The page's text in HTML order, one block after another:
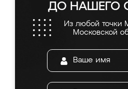
ДО НАШЕГО
Из любой точки
Московской